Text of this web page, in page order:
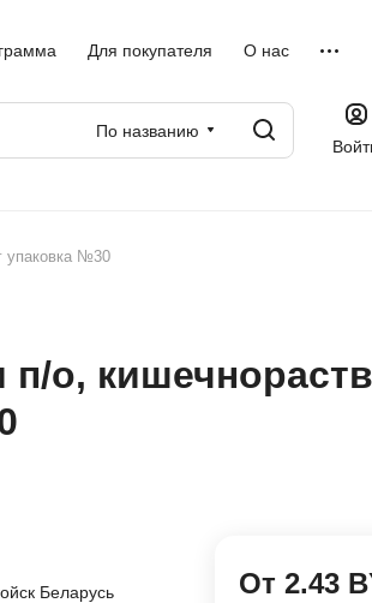
Для покупателя О нас
По названию
упаковка №30
п/о,
Беларусь
От 2.43